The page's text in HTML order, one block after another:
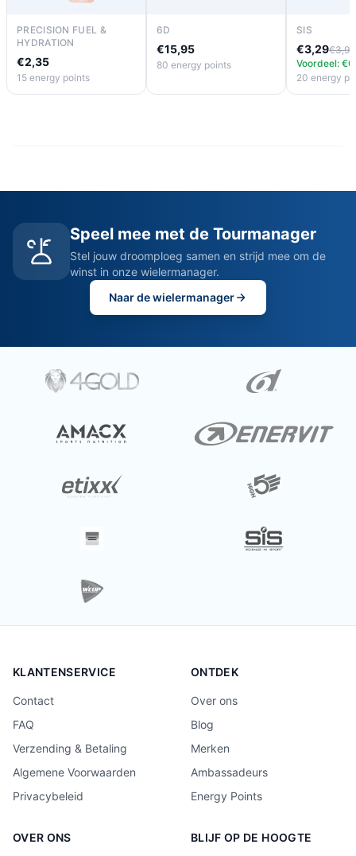
PRECISION FUEL &
HYDRATION
€2,35
15 energy points
6D
€15,95
80 energy points
SIS
€3,29€3,99
Voordeel:
20 energy
Speel mee met de Tourmanager
Stel jouw droomploeg samen en strijd mee om de
winst in onze wielermanager.
Naar de wielermanager
KLANTENSERVICE
Contact
FAQ
Verzending & Betaling
Algemene Voorwaarden
Privacybeleid
ONTDEK
Over ons
Blog
Merken
Ambassadeurs
Energy Points
OVER ONS BLIJF OP DE HOOGTE